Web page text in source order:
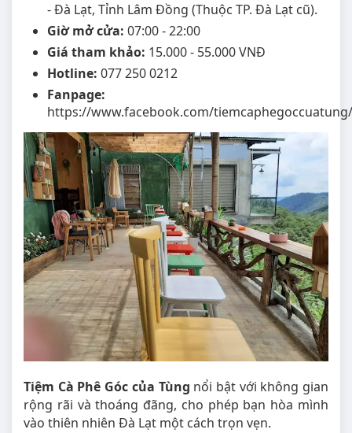
- Đà Lạt, Tỉnh Lâm Đồng (Thuộc TP. Đà Lạt cũ).
Giờ mở cửa: 07:00 - 22:00
Giá tham khảo: 15.000 - 55.000 VNĐ
Hotline: 077 250 0212
Fanpage:
https://www.facebook.com/tiemcaphegoccuatung/
Tiệm Cà Phê Góc của Tùng nổi bật với không gian
rộng rãi và thoáng đãng, cho phép bạn hòa mình
vào thiên nhiên Đà Lạt một cách trọn vẹn.